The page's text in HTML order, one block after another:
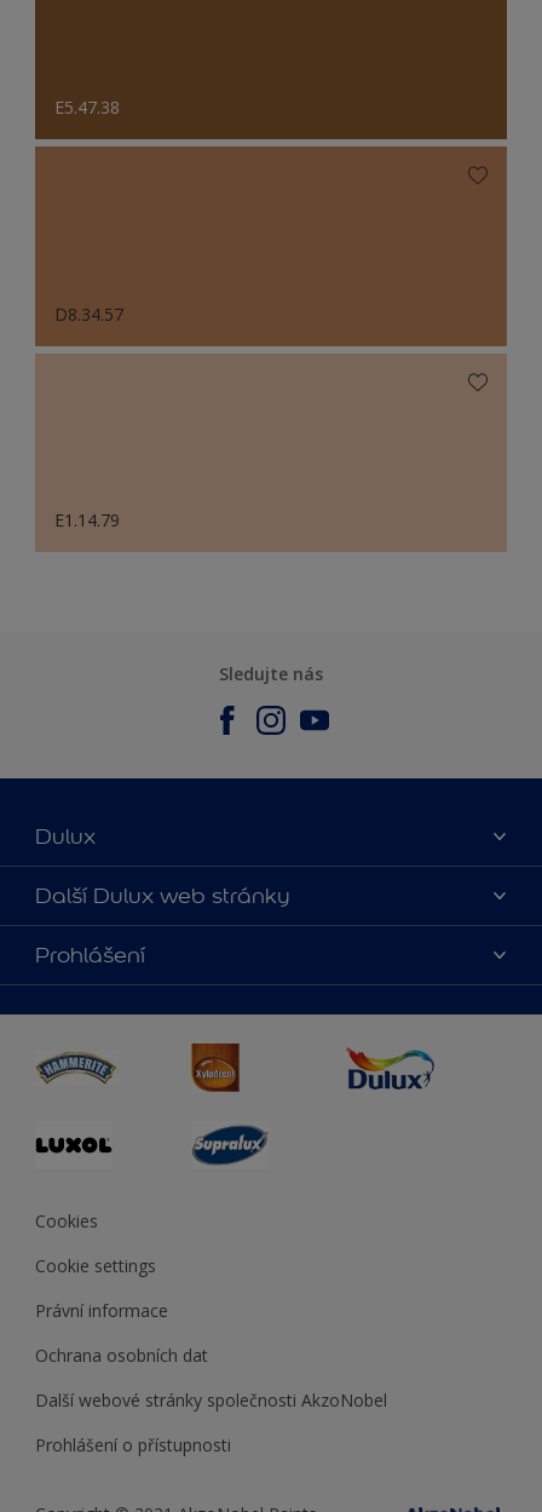
E5.47.38
D8.34.57
E1.14.79
Sledujte nás
Dulux
O nás
Kontaktujte nás
Najít obchod
Další Dulux web stránky
duluxmalir.cz
duluxmaliar.sk
duluxprodejnabarev.cz
duluxpredajnafarieb.sk
Prohlášení
Cookies
Cookie settings
Právní informace
Ochrana osobních dat
Další webové stránky společnosti AkzoNobel
Prohlášení o přístupnosti